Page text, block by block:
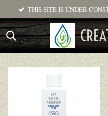
direct
naar
de
THIS SITE IS UNDER